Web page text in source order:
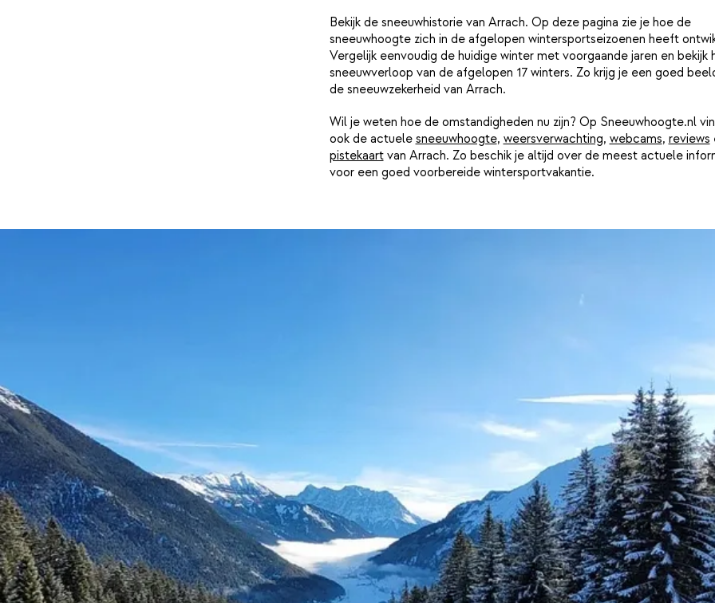
Bekijk de sneeuwhistorie van Arrach. Op deze pagina zie je hoe de
sneeuwhoogte zich in de afgelopen wintersportseizoenen heeft
Vergelijk eenvoudig de huidige winter met voorgaande jaren en bekijk
sneeuwverloop van de afgelopen 17 winters. Zo krijg je een goed
de sneeuwzekerheid van Arrach.
Wil je weten hoe de omstandigheden nu zijn? Op Sneeuwhoogte.nl
ook de actuele sneeuwhoogte, weersverwachting, webcams, reviews
pistekaartvan Arrach. Zo beschik je altijd over de meest actuele
voor een goed voorbereide wintersportvakantie.